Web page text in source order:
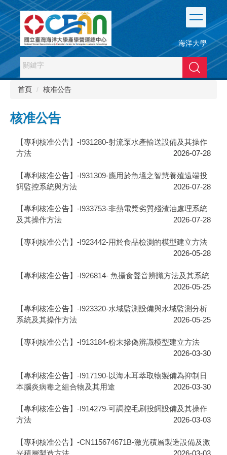
跳
到
主
要
內
容
區
海洋大學
搜尋
首頁 核准公告
核准公告
【專利核准公告】-I931280-射流泵水產輸送設備及其操作
方法
2026-07-28
【專利核准公告】-I931309-應用於魚塭之智慧養殖遠端投
餌監控系統與方法
2026-07-28
【專利核准公告】-I933753-非熱電漿劣質殘渣油處理系統
及其操作方法
2026-07-28
【專利核准公告】-I923442-用於食品檢測的模型建立方法
2026-05-28
【專利核准公告】-I926814- 魚攝食聲音辨識方法及其系統
2026-05-25
【專利核准公告】-I923320-水域監測設備與水域監測分析
系統及其操作方法
2026-05-25
【專利核准公告】-I913184-粉末摻偽辨識模型建立方法
2026-03-30
【專利核准公告】-I917190-以海木耳萃取物製備為抑制日
本腦炎病毒之組合物及其用途
2026-03-30
【專利核准公告】-I914279-可調控毛刷投餌設備及其操作
方法
2026-03-03
【專利核准公告】-CN115674671B-激光積層製造設備及激